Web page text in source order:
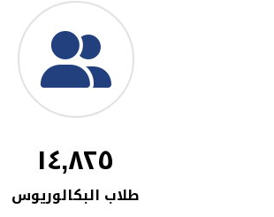
١٤,٨٢٥
طلاب البكالوريوس